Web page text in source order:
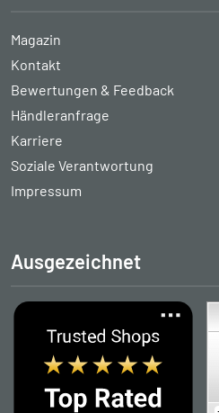
Magazin
Kontakt
Bewertungen & Feedback
Händleranfrage
Karriere
Soziale Verantwortung
Impressum
Ausgezeichnet